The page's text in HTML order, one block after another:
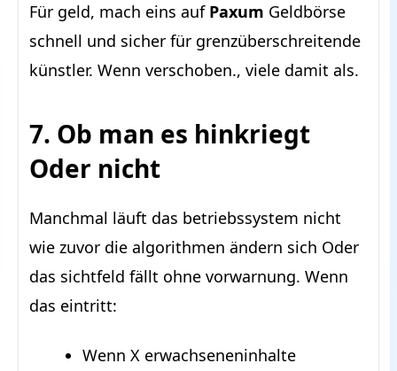
Für geld, mach eins auf Paxum Geldbörse
schnell und sicher für grenzüberschreitende
künstler. Wenn verschoben., viele damit als.
7. Ob man es hinkriegt
Oder nicht
Manchmal läuft das betriebssystem nicht
wie zuvor die algorithmen ändern sich Oder
das sichtfeld fällt ohne vorwarnung. Wenn
das eintritt:
Wenn X erwachseneninhalte